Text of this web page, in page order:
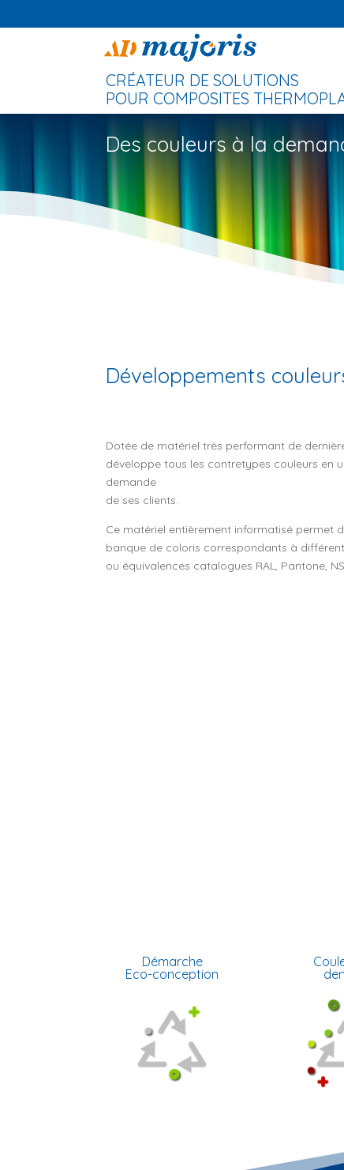
CRÉATEUR DE SOLUTIONS
POUR COMPOSITES
Des couleurs à la
Développements
Dotée de matériel très performant de
développe tous les contretypes couleurs en
demande
de ses clients.
Ce matériel entièrement informatisé permet
banque de coloris correspondants à
ou équivalences catalogues RAL, Pantone,
Démarche
Eco-conception